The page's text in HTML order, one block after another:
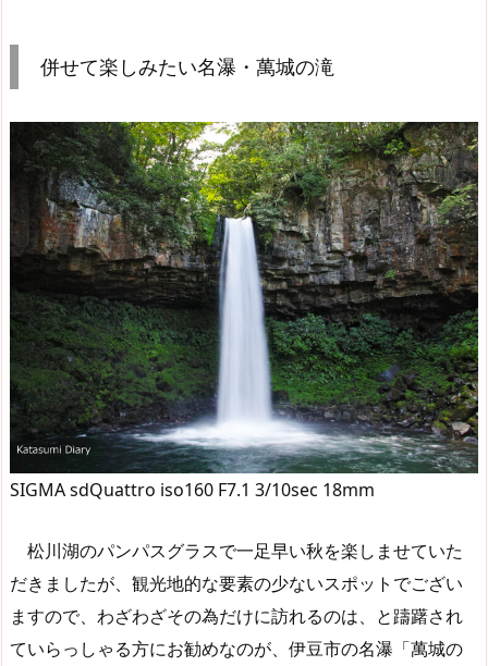
併せて楽しみたい名瀑・萬城の滝
SIGMA sdQuattro iso160 F7.1 3/10sec 18mm
松川湖のパンパスグラスで一足早い秋を楽しませていた
だきましたが、観光地的な要素の少ないスポットでござい
ますので、わざわざその為だけに訪れるのは、と躊躇され
ていらっしゃる方にお勧めなのが、伊豆市の名瀑「萬城の